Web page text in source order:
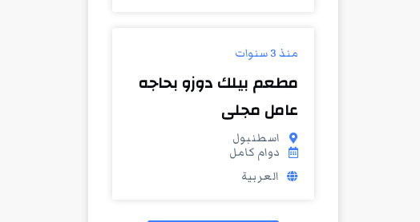
منذ 3 سنوات
مطعم بيلك دوزو بحاجه
عامل مجلى
اسطنبول
دوام كامل
العربية